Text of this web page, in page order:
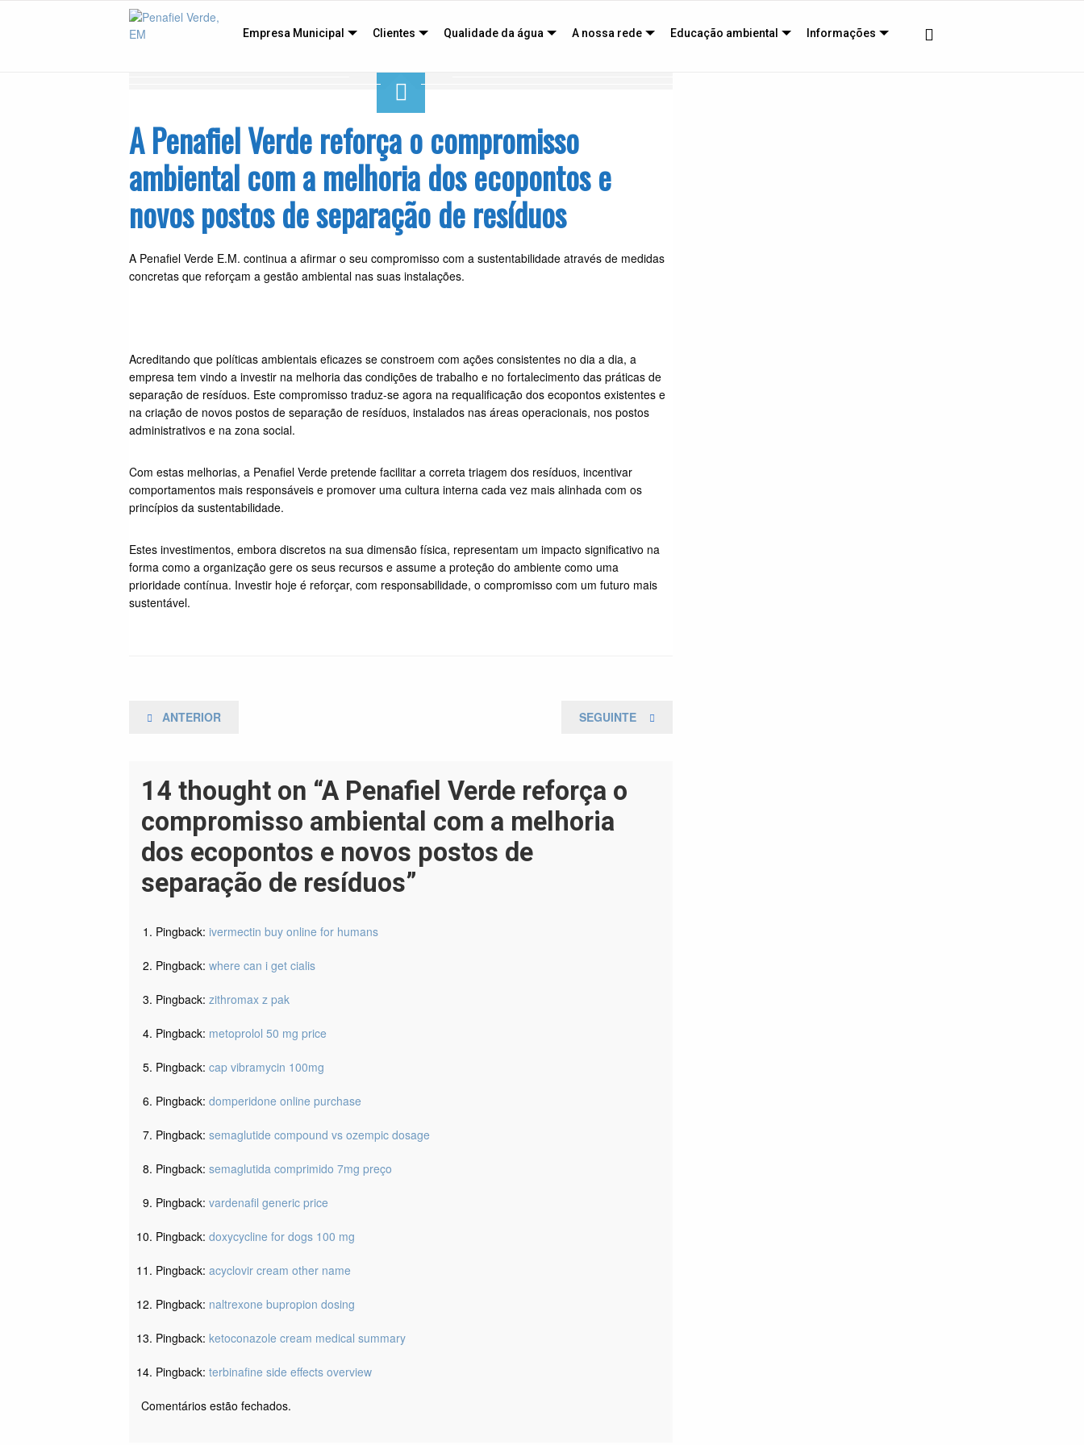
Empresa Municipal Clientes Qualidade da água A nossa rede Educação ambiental Informações
A Penafiel Verde reforça o compromisso
ambiental com a melhoria dos ecopontos e
novos postos de separação de resíduos
A Penafiel Verde E.M. continua a afirmar o seu compromisso com a sustentabilidade através de medidas
concretas que reforçam a gestão ambiental nas suas instalações.
Acreditando que políticas ambientais eficazes se constroem com ações consistentes no dia a dia, a
empresa tem vindo a investir na melhoria das condições de trabalho e no fortalecimento das práticas de
separação de resíduos. Este compromisso traduz-se agora na requalificação dos ecopontos existentes e
na criação de novos postos de separação de resíduos, instalados nas áreas operacionais, nos postos
administrativos e na zona social.
Com estas melhorias, a Penafiel Verde pretende facilitar a correta triagem dos resíduos, incentivar
comportamentos mais responsáveis e promover uma cultura interna cada vez mais alinhada com os
princípios da sustentabilidade.
Estes investimentos, embora discretos na sua dimensão física, representam um impacto significativo na
forma como a organização gere os seus recursos e assume a proteção do ambiente como uma
prioridade contínua. Investir hoje é reforçar, com responsabilidade, o compromisso com um futuro mais
sustentável.
Navegação
artigos
POSTAGEM
ANTERIOR
NEXT
SEGUINTE
14 thought on “A Penafiel Verde reforça o
compromisso ambiental com a melhoria
dos ecopontos e novos postos de
separação de resíduos”
Pingback: ivermectin buy online for humans
Pingback: where can i get cialis
Pingback: zithromax z pak
Pingback: metoprolol 50 mg price
Pingback: cap vibramycin 100mg
Pingback: domperidone online purchase
Pingback: semaglutide compound vs ozempic dosage
Pingback: semaglutida comprimido 7mg preço
Pingback: vardenafil generic price
Pingback: doxycycline for dogs 100 mg
Pingback: acyclovir cream other name
Pingback: naltrexone bupropion dosing
Pingback: ketoconazole cream medical summary
Pingback: terbinafine side effects overview
Comentários estão fechados.